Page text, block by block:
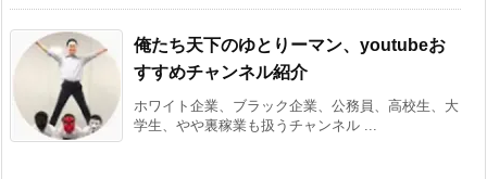
俺たち天下のゆとりーマン、youtubeお
すすめチャンネル紹介
ホワイト企業、ブラック企業、公務員、高校生、大
学生、やや裏稼業も扱うチャンネル ...